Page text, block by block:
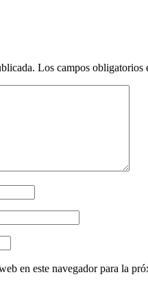
Los campos obligatorios
en este navegador para la